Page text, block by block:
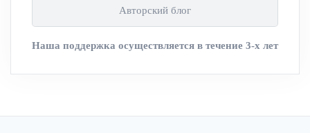
Авторский блог
Наша поддержка осуществляется в течение 3-х лет